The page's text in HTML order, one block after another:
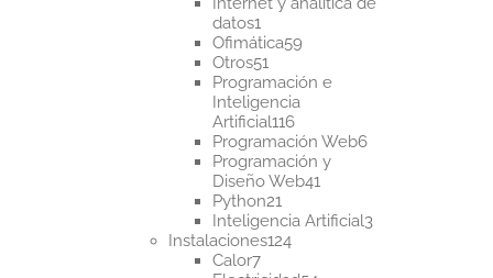
datos11
producto
Ofimática5959
Otros5151
productos
Programación e
Inteligencia
Artificial116116
productos
Programación Web66
Programación y
Diseño Web4141
Python2121
productos
Inteligencia Artificial33
Instalaciones124124
Calor77